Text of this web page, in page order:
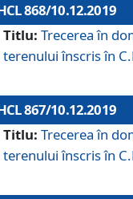
868/10.12.2019
Titlu: Trecerea în
terenului înscris în
867/10.12.2019
Titlu: Trecerea în
terenului înscris în